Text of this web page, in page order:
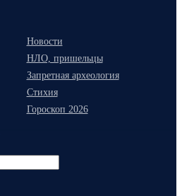
Новости
НЛО, пришельцы
Запретная археология
Стихия
Гороскоп 2026